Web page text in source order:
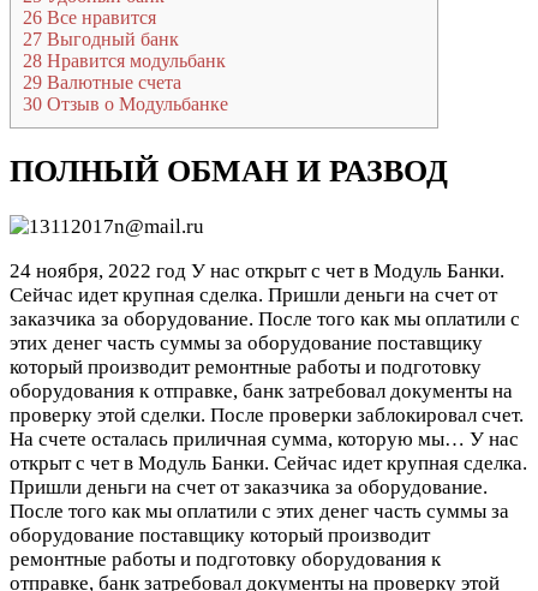
26 Все нравится
27 Выгодный банк
28 Нравится модульбанк
29 Валютные счета
30 Отзыв о Модульбанке
ПОЛНЫЙ ОБМАН И РАЗВОД
24 ноября, 2022 год У нас открыт с чет в Модуль Банки.
Сейчас идет крупная сделка. Пришли деньги на счет от
заказчика за оборудование. После того как мы оплатили с
этих денег часть суммы за оборудование поставщику
который производит ремонтные работы и подготовку
оборудования к отправке, банк затребовал документы на
проверку этой сделки. После проверки заблокировал счет.
На счете осталась приличная сумма, которую мы… У нас
открыт с чет в Модуль Банки. Сейчас идет крупная сделка.
Пришли деньги на счет от заказчика за оборудование.
После того как мы оплатили с этих денег часть суммы за
оборудование поставщику который производит
ремонтные работы и подготовку оборудования к
отправке, банк затребовал документы на проверку этой